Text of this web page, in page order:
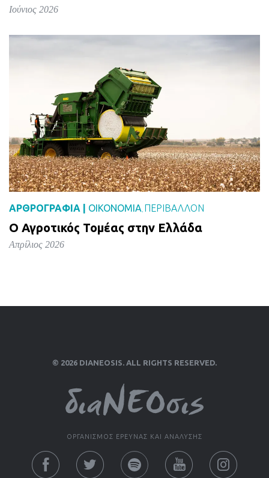
Ιούνιος 2026
ΑΡΘΡΟΓΡΑΦΙΑ | ΟΙΚΟΝΟΜΙΑ, ΠΕΡΙΒΑΛΛΟΝ
Ο Αγροτικός Τομέας στην Ελλάδα
Απρίλιος 2026
© 2026 DIANEOSIS. ALL RIGHTS RESERVED.
ΟΡΓΑΝΙΣΜΟΣ ΕΡΕΥΝΑΣ ΚΑΙ ΑΝΑΛΥΣΗΣ